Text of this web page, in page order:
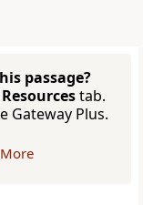
passage?
Resourcestab.
Gateway Plus.